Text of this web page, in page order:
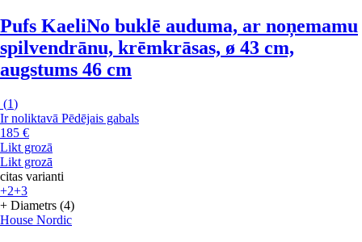
Pufs KaeliNo buklē auduma, ar noņemamu
spilvendrānu, krēmkrāsas, ø 43 cm,
augstums 46 cm
(1)
Ir noliktavā Pēdējais gabals
185 €
Likt grozā
Likt grozā
citas varianti
+2+3
+ Diametrs (4)
House Nordic